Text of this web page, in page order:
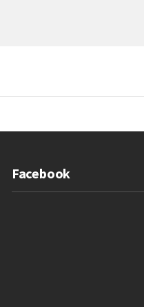
Facebook